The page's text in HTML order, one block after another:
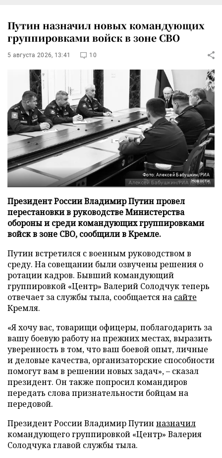
Путин назначил новых командующих
группировками войск в зоне СВО
5 августа 2026, 13:41 10
Фото: Алексей Бабушкин/РИА
Новости
Президент России Владимир Путин провел
перестановки в руководстве Министерства
обороны и среди командующих группировками
войск в зоне СВО, сообщили в Кремле.
Путин встретился с военным руководством в
среду. На совещании были озвучены решения о
ротации кадров. Бывший командующий
группировкой «Центр» Валерий Солодчук теперь
отвечает за службы тыла, сообщается на сайте
Кремля.
«Я хочу вас, товарищи офицеры, поблагодарить за
вашу боевую работу на прежних местах, выразить
уверенность в том, что ваш боевой опыт, личные
и деловые качества, организаторские способности
помогут вам в решении новых задач», – сказал
президент. Он также попросил командиров
передать слова признательности бойцам на
передовой.
Президент России Владимир Путин назначил
командующего группировкой «Центр» Валерия
Солодчука главой службы тыла.